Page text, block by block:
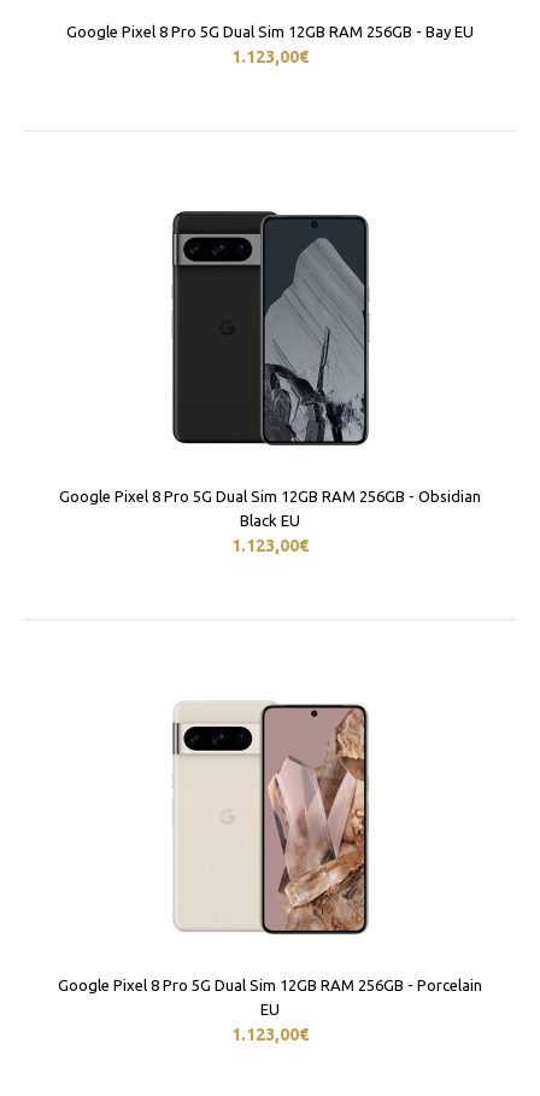
Google Pixel 8 Pro 5G Dual Sim 12GB RAM 256GB - Bay EU
1.123,00€
Google Pixel 8 Pro 5G Dual Sim 12GB RAM 256GB - Obsidian
Black EU
1.123,00€
Google Pixel 8 Pro 5G Dual Sim 12GB RAM 256GB - Porcelain
EU
1.123,00€